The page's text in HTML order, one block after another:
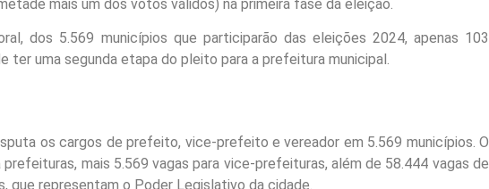
mais um dos votos válidos) na primeira fase da eleição.
dos 5.569 municípios que participarão das eleições 2024, apenas 103
ter uma segunda etapa do pleito para a prefeitura municipal.
os cargos de prefeito, vice-prefeito e vereador em 5.569 municípios. O
mais 5.569 vagas para vice-prefeituras, além de 58.444 vagas de
que representam o Poder Legislativo da cidade.